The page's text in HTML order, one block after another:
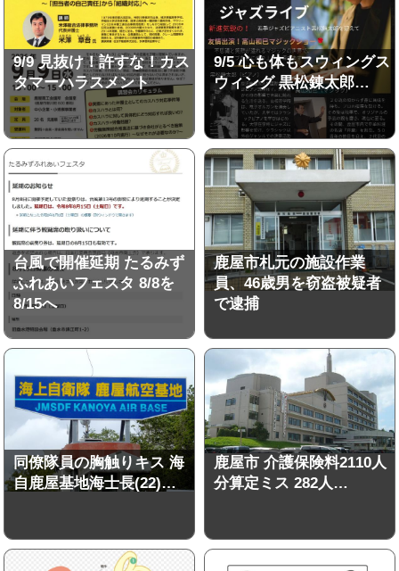
9/9 見抜け！許すな！カス
タマーハラスメント
9/5 心も体もスウィングス
ウィング 黒松錬太郎…
台風で開催延期 たるみず
ふれあいフェスタ 8/8を
8/15へ
鹿屋市札元の施設作業
員、46歳男を窃盗被疑者
で逮捕
同僚隊員の胸触りキス 海
自鹿屋基地海士長(22)…
鹿屋市 介護保険料2110人
分算定ミス 282人…